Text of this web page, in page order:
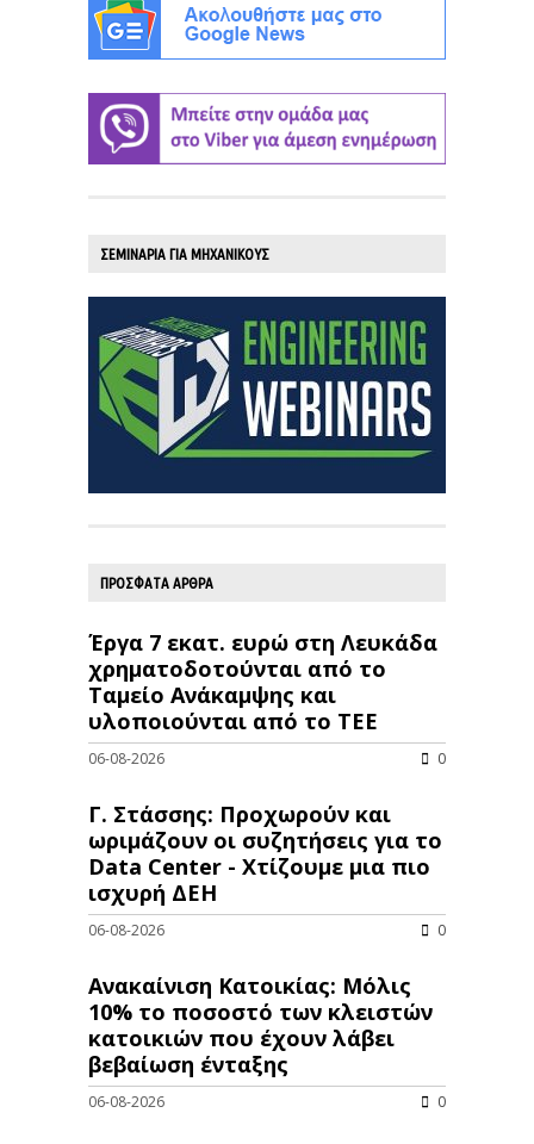
ΣΕΜΙΝΑΡΙΑ ΓΙΑ ΜΗΧΑΝΙΚΟΥΣ
ΠΡΟΣΦΑΤΑ ΑΡΘΡΑ
Έργα 7 εκατ. ευρώ στη Λευκάδα
χρηματοδοτούνται από το
Ταμείο Ανάκαμψης και
υλοποιούνται από το ΤΕΕ
06-08-2026 0
Γ. Στάσσης: Προχωρούν και
ωριμάζουν οι συζητήσεις για το
Data Center - Χτίζουμε μια πιο
ισχυρή ΔΕΗ
06-08-2026 0
Ανακαίνιση Κατοικίας: Μόλις
10% το ποσοστό των κλειστών
κατοικιών που έχουν λάβει
βεβαίωση ένταξης
06-08-2026 0